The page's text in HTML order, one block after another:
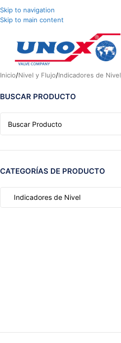
Skip to navigation
Skip to main content
Inicio/Nivel y Flujo/Indicadores de Nivel
BUSCAR PRODUCTO
CATEGORÍAS DE PRODUCTO